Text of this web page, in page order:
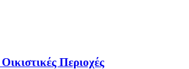
Περιοχές